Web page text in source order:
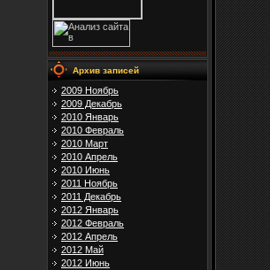
Архив записей
2009 Ноябрь
2009 Декабрь
2010 Январь
2010 Февраль
2010 Март
2010 Апрель
2010 Июнь
2011 Ноябрь
2011 Декабрь
2012 Январь
2012 Февраль
2012 Апрель
2012 Май
2012 Июнь